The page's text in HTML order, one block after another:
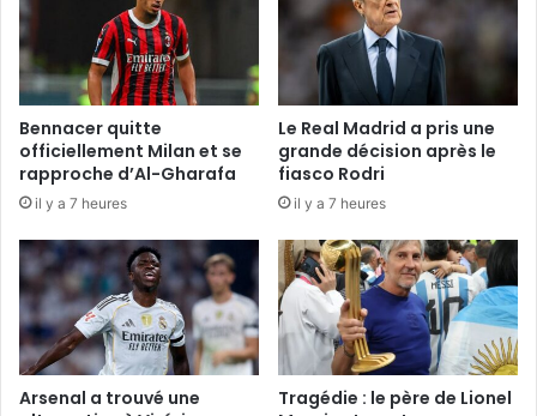
Bennacer quitte
officiellement Milan et se
rapproche d’Al-Gharafa
il y a 7 heures
Le Real Madrid a pris une
grande décision après le
fiasco Rodri
il y a 7 heures
Arsenal a trouvé une
Tragédie : le père de Lionel